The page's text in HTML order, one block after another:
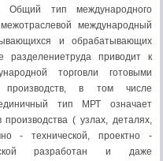
тип международного
международный
и обрабатывающих
разделениетруда приводит к
торговли готовыми
в том числе
тип МРТ означает
( узлах, деталях,
- технической, проектно -
разработан и даже